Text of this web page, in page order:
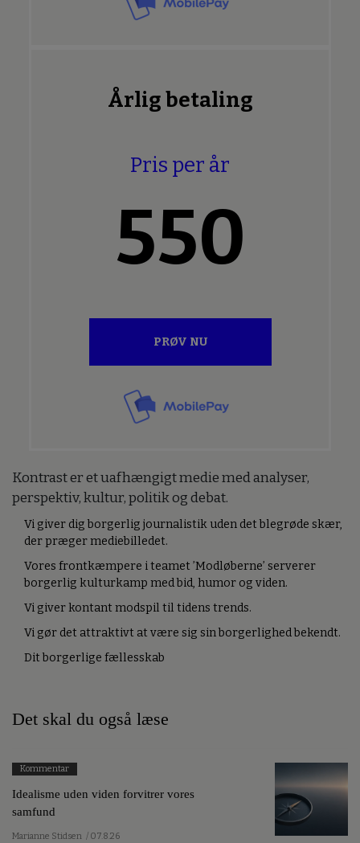
Årlig betaling
Pris per år
550
PRØV NU
Kontrast er et uafhængigt medie med analyser,
perspektiv, kultur, politik og debat.
Vi giver dig borgerlig journalistik uden det blegrøde skær,
der præger mediebilledet.
Vores frontkæmpere i teamet ’Modløberne’ serverer
borgerlig kulturkamp med bid, humor og viden.
Vi giver kontant modspil til tidens trends.
Vi gør det attraktivt at være sig sin borgerlighed bekendt.
Dit borgerlige fællesskab
Det skal du også læse
Kommentar
Idealisme uden viden forvitrer vores
samfund
Marianne Stidsen / 07.8.26